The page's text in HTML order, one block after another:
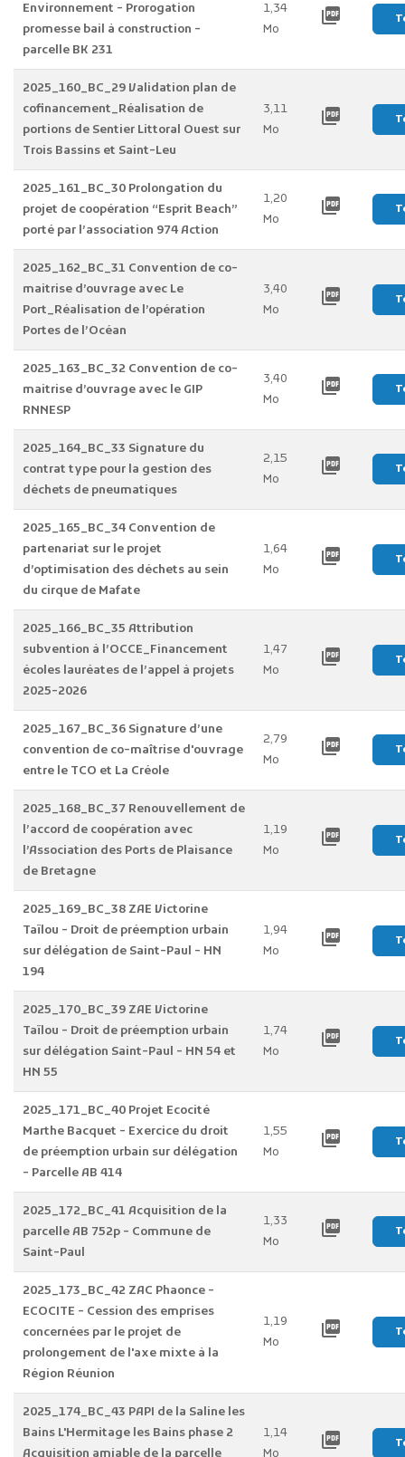
Environnement - Prorogation
promesse bail à construction -
parcelle BK 231
1,34
Mo
picture_as_pdf
2025_160_BC_29 Validation plan de
cofinancement_Réalisation de
portions de Sentier Littoral Ouest sur
Trois Bassins et Saint-Leu
3,11
Mo
picture_as_pdf
2025_161_BC_30 Prolongation du
projet de coopération “Esprit Beach”
porté par l’association 974 Action
1,20
Mo
picture_as_pdf
2025_162_BC_31 Convention de co-
maitrise d’ouvrage avec Le
Port_Réalisation de l’opération
Portes de l’Océan
3,40
Mo
picture_as_pdf
2025_163_BC_32 Convention de co-
maitrise d’ouvrage avec le GIP
RNNESP
3,40
Mo
picture_as_pdf
2025_164_BC_33 Signature du
contrat type pour la gestion des
déchets de pneumatiques
2,15
Mo
picture_as_pdf
2025_165_BC_34 Convention de
partenariat sur le projet
d’optimisation des déchets au sein
du cirque de Mafate
1,64
Mo
picture_as_pdf
2025_166_BC_35 Attribution
subvention à l’OCCE_Financement
écoles lauréates de l’appel à projets
2025-2026
1,47
Mo
picture_as_pdf
2025_167_BC_36 Signature d’une
convention de co-maîtrise d'ouvrage
entre le TCO et La Créole
2,79
Mo
picture_as_pdf
2025_168_BC_37 Renouvellement de
l’accord de coopération avec
l’Association des Ports de Plaisance
de Bretagne
1,19
Mo
picture_as_pdf
2025_169_BC_38 ZAE Victorine
Taïlou - Droit de préemption urbain
sur délégation de Saint-Paul - HN
194
1,94
Mo
picture_as_pdf
2025_170_BC_39 ZAE Victorine
Taïlou - Droit de préemption urbain
sur délégation Saint-Paul - HN 54 et
HN 55
1,74
Mo
picture_as_pdf
2025_171_BC_40 Projet Ecocité
Marthe Bacquet - Exercice du droit
de préemption urbain sur délégation
- Parcelle AB 414
1,55
Mo
picture_as_pdf
2025_172_BC_41 Acquisition de la
parcelle AB 752p - Commune de
Saint-Paul
1,33
Mo
picture_as_pdf
2025_173_BC_42 ZAC Phaonce -
ECOCITE - Cession des emprises
concernées par le projet de
prolongement de l'axe mixte à la
Région Réunion
1,19
Mo
picture_as_pdf
2025_174_BC_43 PAPI de la Saline les
Bains L'Hermitage les Bains phase 2
1,14
picture_as_pdf